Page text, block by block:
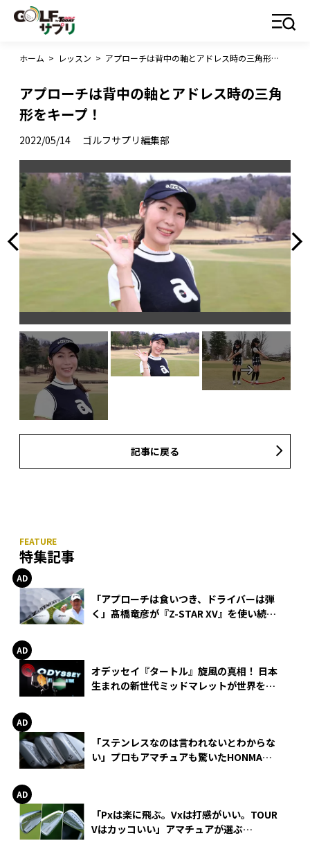
ホーム > レッスン > アプローチは背中の軸とアドレス時の三角形をキープ！
アプローチは背中の軸とアドレス時の三角
形をキープ！
2022/05/14 ゴルフサプリ編集部
記事に戻る
特集記事
「アプローチは食いつき、ドライバーは弾
く」髙橋竜彦が『Z-STAR XV』を使い続け
オデッセイ『タートル』旋風の真相！ 日本
生まれの新世代ミッドマレットが世界を席
「ステンレスなのは言われないとわからな
い」プロもアマチュアも驚いたHONMA
「Pxは楽に飛ぶ。Vxは打感がいい。TOUR
Vはカッコいい」アマチュアが選ぶ